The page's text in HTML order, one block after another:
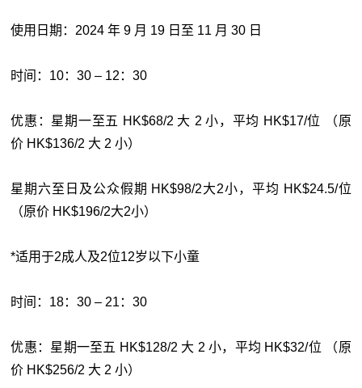
使用日期：2024 年 9 月 19 日至 11 月 30 日
时间：10：30 – 12：30
优惠：星期一至五 HK$68/2 大 2 小，平均 HK$17/位 （原
价 HK$136/2 大 2 小）
星期六至日及公众假期 HK$98/2大2小，平均 HK$24.5/位
（原价 HK$196/2大2小）
*适用于2成人及2位12岁以下小童
时间：18：30 – 21：30
优惠：星期一至五 HK$128/2 大 2 小，平均 HK$32/位 （原
价 HK$256/2 大 2 小）